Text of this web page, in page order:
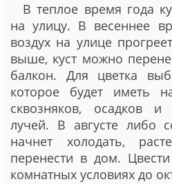
В теплое время года
на улицу. В весеннее
воздух на улице
выше, куст можно
балкон. Для цветка
которое будет иметь
сквозняков, осадков
лучей. В августе либо
начнет холодать,
перенести в дом.
комнатных условиях до